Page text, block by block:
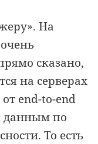
На
сказано,
на серверах
end-to-end
данным по
То есть